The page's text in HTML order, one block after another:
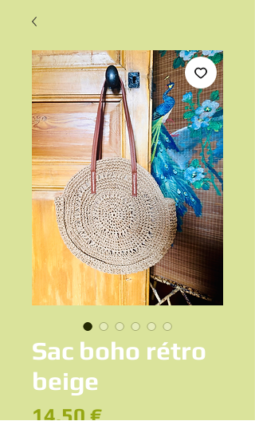
Sac boho rétro
beige
14,50 €Prix